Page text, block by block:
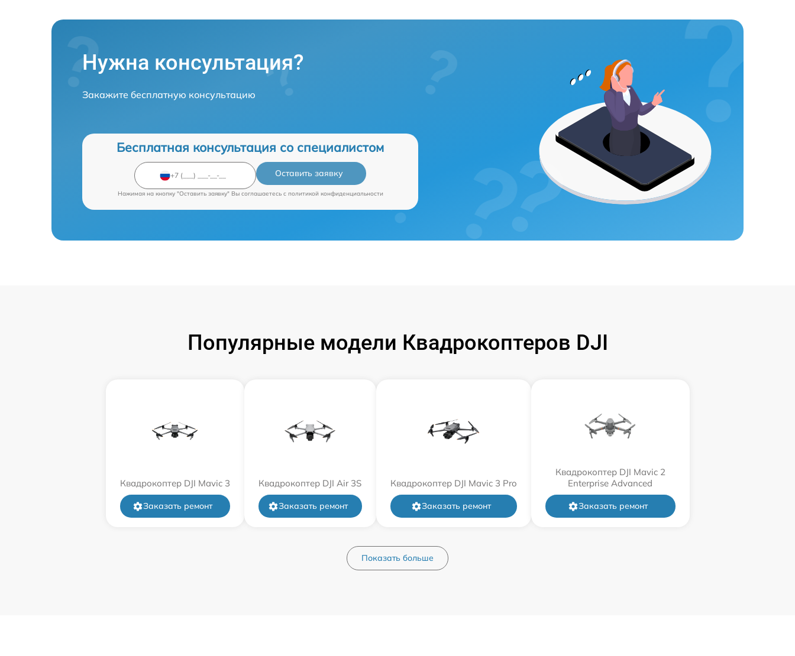
Нужна консультация?
Закажите бесплатную консультацию
Бесплатная консультация со специалистом
Оставить заявку
Нажимая на кнопку "Оставить заявку" Вы соглашаетесь c политикой конфиденциальности
Популярные модели Квадрокоптеров DJI
Квадрокоптер DJI Mavic 3
Заказать ремонт
Квадрокоптер DJI Air 3S
Заказать ремонт
Квадрокоптер DJI Mavic 3 Pro
Заказать ремонт
Квадрокоптер DJI Mavic 2
Enterprise Advanced
Заказать ремонт
Показать больше